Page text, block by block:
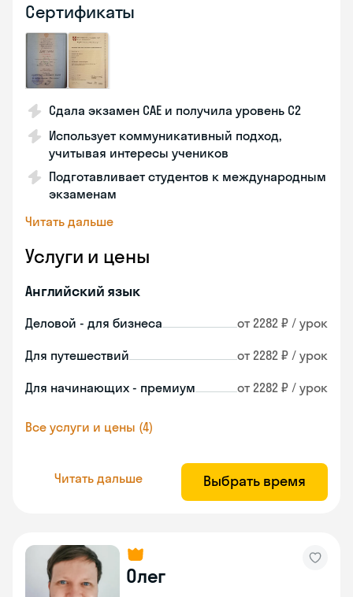
Сертификаты
Сдала экзамен CAE и получила уровень С2
Использует коммуникативный подход,
учитывая интересы учеников
Подготавливает студентов к международным
экзаменам
Читать дальше
Услуги и цены
Английский язык
Деловой - для бизнеса от 2282 ₽ / урок
Для путешествий от 2282 ₽ / урок
Для начинающих - премиум от 2282 ₽ / урок
Все услуги и цены (4)
Читать дальше Выбрать время
Олег